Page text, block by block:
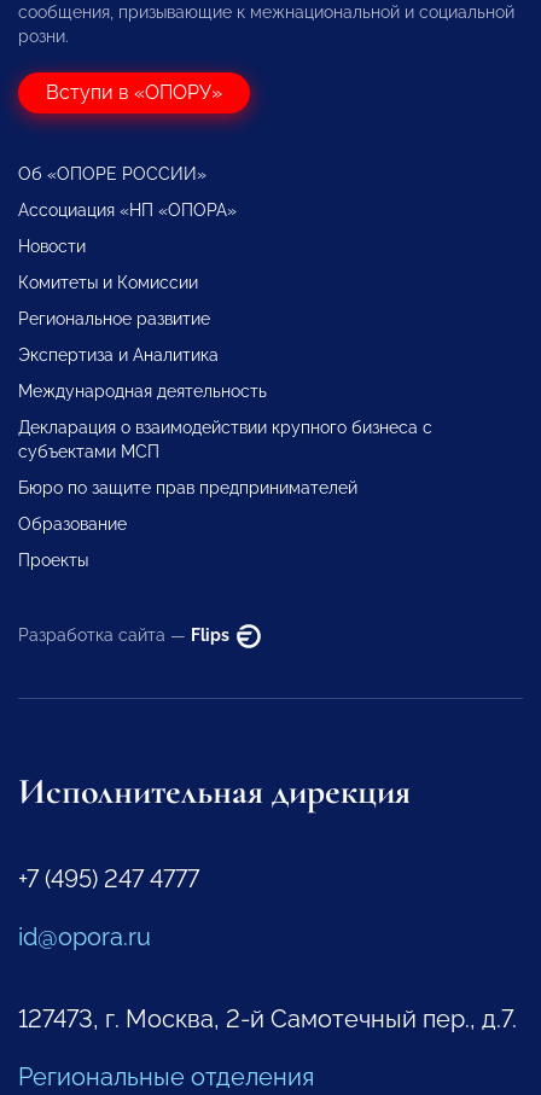
сообщения, призывающие к межнациональной и социальной
розни.
Вступи в «ОПОРУ»
Об «ОПОРЕ РОССИИ»
Ассоциация «НП «ОПОРА»
Новости
Комитеты и Комиссии
Региональное развитие
Экспертиза и Аналитика
Международная деятельность
Декларация о взаимодействии крупного бизнеса с
субъектами МСП
Бюро по защите прав предпринимателей
Образование
Проекты
Разработка сайта — Flips
Исполнительная дирекция
+7 (495) 247 4777
id@opora.ru
127473, г. Москва, 2-й Самотечный пер., д.7.
Региональные отделения